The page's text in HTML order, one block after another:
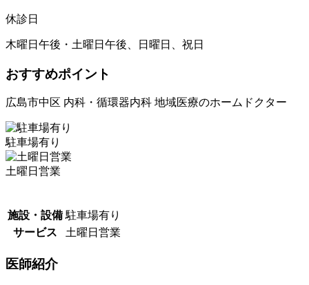
休診日
木曜日午後・土曜日午後、日曜日、祝日
おすすめポイント
広島市中区 内科・循環器内科 地域医療のホームドクター
駐車場有り
土曜日営業
施設・設備 駐車場有り
サービス
土曜日営業
医師紹介